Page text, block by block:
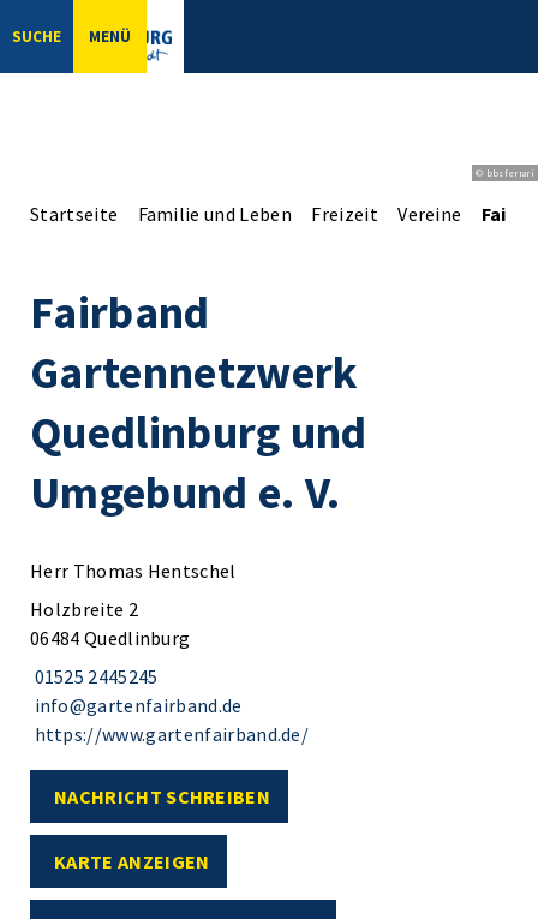
SUCHE MENÜ
© bbsferrari
Startseite Familie und Leben Freizeit Vereine
Fairband
Gartennetzwerk
Quedlinburg und
Umgebund e. V.
Herr Thomas Hentschel
Holzbreite 2
06484 Quedlinburg
01525 2445245
info@gartenfairband.de
https://www.gartenfairband.de/
NACHRICHT SCHREIBEN
KARTE ANZEIGEN